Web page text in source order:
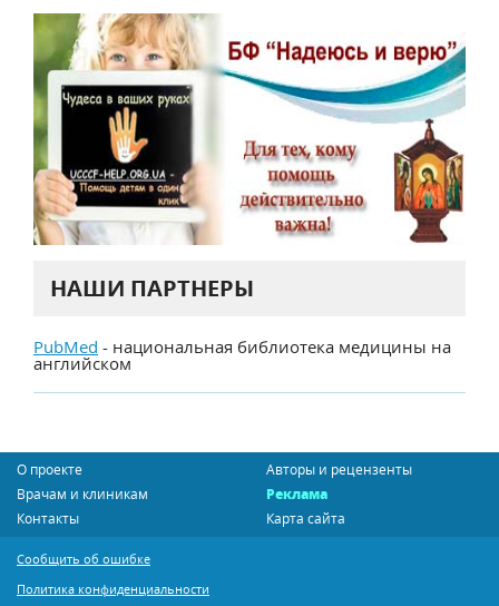
НАШИ ПАРТНЕРЫ
PubMed - национальная библиотека медицины на
английском
О проекте
Авторы и рецензенты
Врачам и клиникам
Реклама
Контакты
Карта сайта
Сообщить об ошибке
Политика конфиденциальности